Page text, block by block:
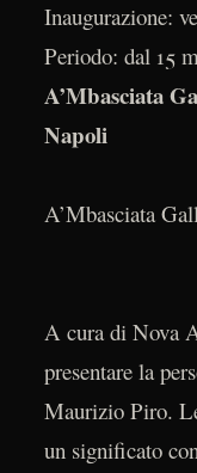
Inaugurazione:
Periodo: dal 15
A’Mbasciata
Napoli
A’Mbasciata
A cura di Nova
presentare la
Maurizio Piro.
un significato